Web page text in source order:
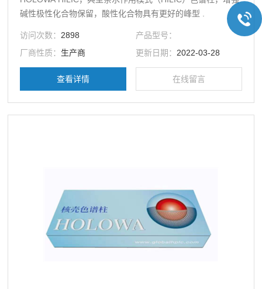
碱性极性化合物保留，酸性化合物具有更好的峰型 .
访问次数： 2898
产品型号：
厂商性质： 生产商 更新日期： 2022-03-28
查看详情 在线留言